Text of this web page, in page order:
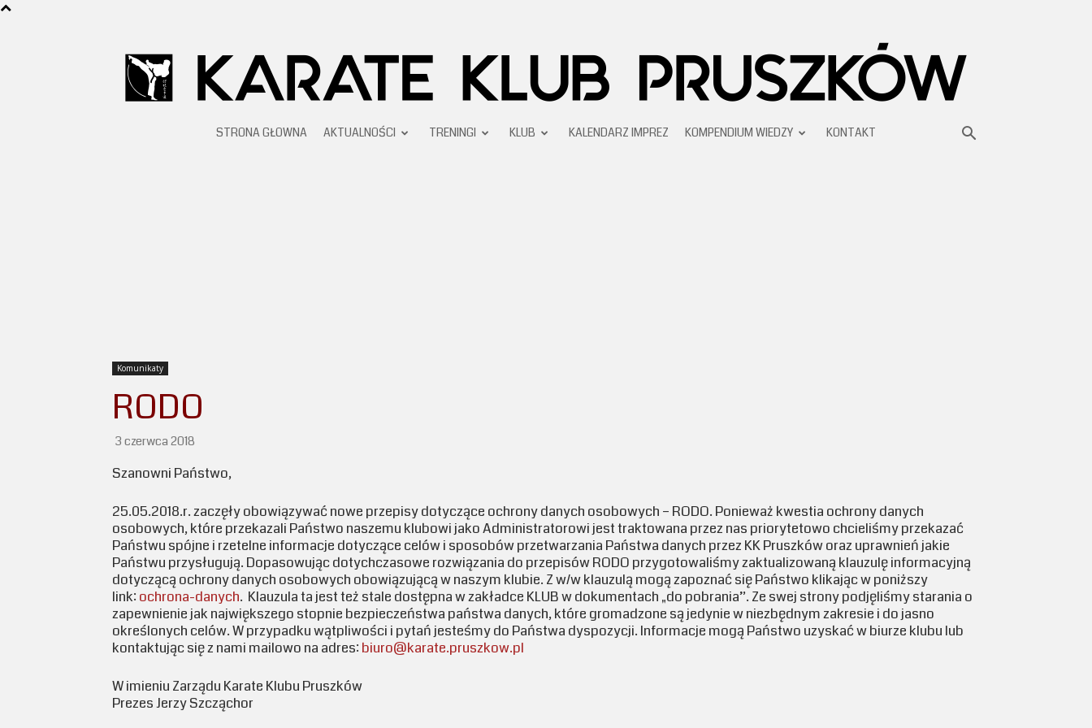
STRONA GŁOWNA AKTUALNOŚCI TRENINGI KLUB KALENDARZ IMPREZ KOMPENDIUM WIEDZY KONTAKT
Komunikaty
RODO
3 czerwca 2018
Szanowni Państwo,
25.05.2018.r. zaczęły obowiązywać nowe przepisy dotyczące ochrony danych osobowych – RODO. Ponieważ kwestia ochrony danych
osobowych, które przekazali Państwo naszemu klubowi jako Administratorowi jest traktowana przez nas priorytetowo chcieliśmy przekazać
Państwu spójne i rzetelne informacje dotyczące celów i sposobów przetwarzania Państwa danych przez KK Pruszków oraz uprawnień jakie
Państwu przysługują. Dopasowując dotychczasowe rozwiązania do przepisów RODO przygotowaliśmy zaktualizowaną klauzulę informacyjną
dotyczącą ochrony danych osobowych obowiązującą w naszym klubie. Z w/w klauzulą mogą zapoznać się Państwo klikając w poniższy
link: ochrona-danych. Klauzula ta jest też stale dostępna w zakładce KLUB w dokumentach „do pobrania”. Ze swej strony podjęliśmy starania o
zapewnienie jak największego stopnie bezpieczeństwa państwa danych, które gromadzone są jedynie w niezbędnym zakresie i do jasno
określonych celów. W przypadku wątpliwości i pytań jesteśmy do Państwa dyspozycji. Informacje mogą Państwo uzyskać w biurze klubu lub
kontaktując się z nami mailowo na adres: biuro@karate.pruszkow.pl
W imieniu Zarządu Karate Klubu Pruszków
Prezes Jerzy Szcząchor